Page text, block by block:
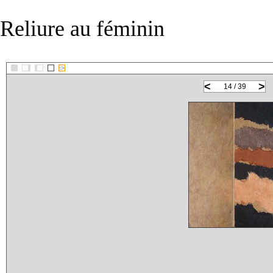
Reliure au féminin
::>
< >
14 / 39